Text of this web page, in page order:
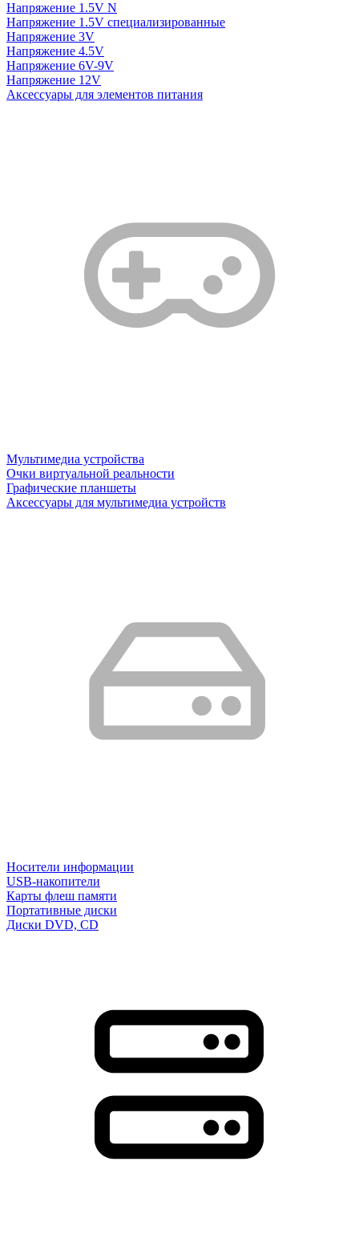
Напряжение 1.5V N
Напряжение 1.5V специализированные
Напряжение 3V
Напряжение 4.5V
Напряжение 6V-9V
Напряжение 12V
Аксессуары для элементов питания
Мультимедиа устройства
Очки виртуальной реальности
Графические планшеты
Аксессуары для мультимедиа устройств
Носители информации
USB-накопители
Карты флеш памяти
Портативные диски
Диски DVD, CD